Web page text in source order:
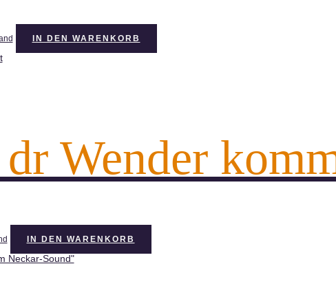
IN DEN WARENKORB
Wender
IN DEN WARENKORB